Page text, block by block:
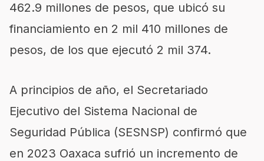
462.9 millones de pesos, que ubicó su
financiamiento en 2 mil 410 millones de
pesos, de los que ejecutó 2 mil 374.
A principios de año, el Secretariado
Ejecutivo del Sistema Nacional de
Seguridad Pública (SESNSP) confirmó que
en 2023 Oaxaca sufrió un incremento de